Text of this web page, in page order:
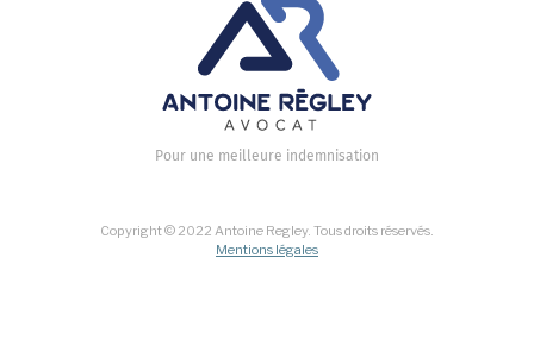
Pour une meilleure indemnisation
Copyright © 2022 Antoine Regley. Tous droits réservés.
Mentions légales